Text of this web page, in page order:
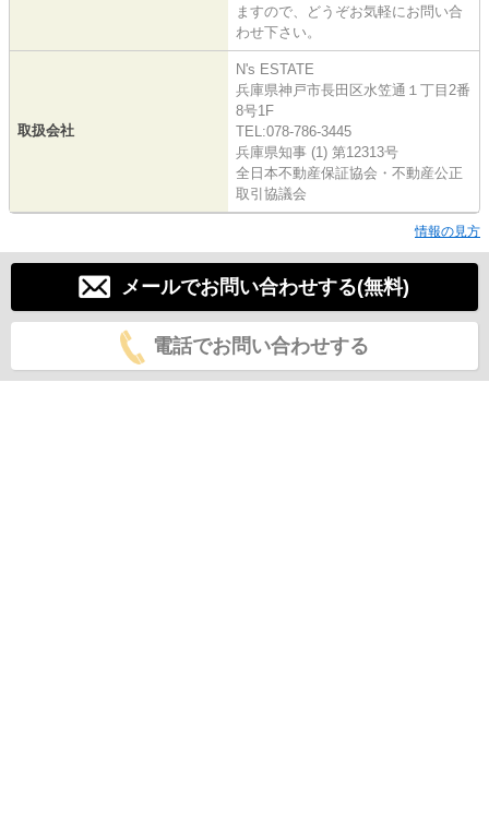
ますので、どうぞお気軽にお問い合
わせ下さい。
取扱会社
N's ESTATE
兵庫県神戸市長田区水笠通１丁目2番
8号1F
TEL:078-786-3445
兵庫県知事 (1) 第12313号
全日本不動産保証協会・不動産公正
取引協議会
情報の見方
メールでお問い合わせする(無料)
電話でお問い合わせする